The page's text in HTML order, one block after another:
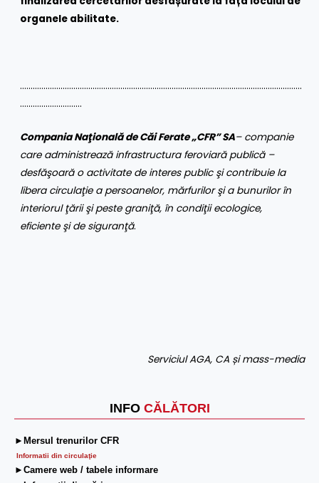
INFO CĂLĂTORI
►Mersul trenurilor CFR
Informatii din circulaţie
►Camere web / tabele informare
organele abilitate.
……………………………………………………………………………………………………………………
………………………..
Compania Naţională de Căi Ferate „CFR” SA– companie
care administrează infrastructura feroviară publică –
desfăşoară o activitate de interes public şi contribuie la
libera circulaţie a persoanelor, mărfurilor şi a bunurilor în
interiorul ţării şi peste graniţă, în condiţii ecologice,
eficiente şi de siguranţă.
Serviciul AGA, CA și mass-media